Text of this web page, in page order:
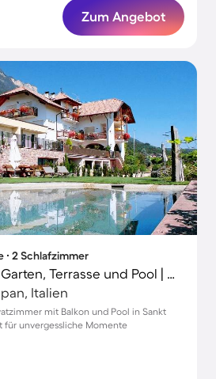
Zum Angebot
∙ 2 Schlafzimmer
Privatzimmer mit Garten, Terrasse und Pool | Gartenblick
Italien
mit Balkon und Pool in Sankt
für unvergessliche Momente